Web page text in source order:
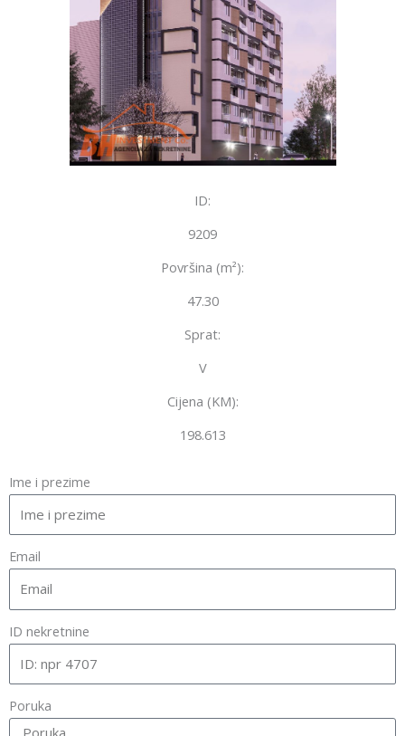
ID:
9209
Površina (m²):
47.30
Sprat:
V
Cijena (KM):
198.613
Ime i prezime
Email
ID nekretnine
Poruka